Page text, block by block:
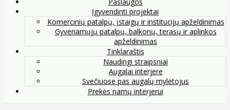
Įgyvendinti projektai
Komercinių patalpų, įstaigų ir institucijų apželdinimas
Gyvenamųjų patalpų, balkonų, terasų ir aplinkos
apželdinimas
Tinklaraštis
Naudingi straipsniai
Augalai interjere
Svečiuose pas augalų mylėtojus
Prekės namų interjerui